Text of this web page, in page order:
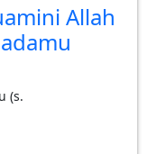
Allah
(s.